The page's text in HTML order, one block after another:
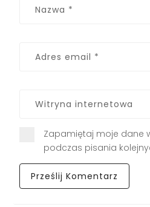
Zapamiętaj moje dane
podczas pisania